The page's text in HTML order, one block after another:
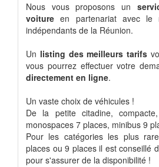
Nous vous proposons un
voiture en partenariat avec le
indépendants de la Réunion.
Un listing des meilleurs tarifs
vous pourrez effectuer votre
directement en ligne.
Un vaste choix de véhicules !
De la petite citadine,
monospaces 7 places, minibus 9
Pour les catégories les plus
places ou 9 places il est conseillé
pour s'assurer de la disponibilité !